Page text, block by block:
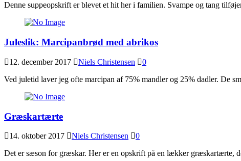
Denne suppeopskrift er blevet et hit her i familien. Svampe og tang
Juleslik: Marcipanbrød med abrikos
12. december 2017 Niels Christensen
0
Ved juletid laver jeg ofte marcipan af 75% mandler og 25% dadler. De
Græskartærte
14. oktober 2017 Niels Christensen
0
Det er sæson for græskar. Her er en opskrift på en lækker græskartærte,